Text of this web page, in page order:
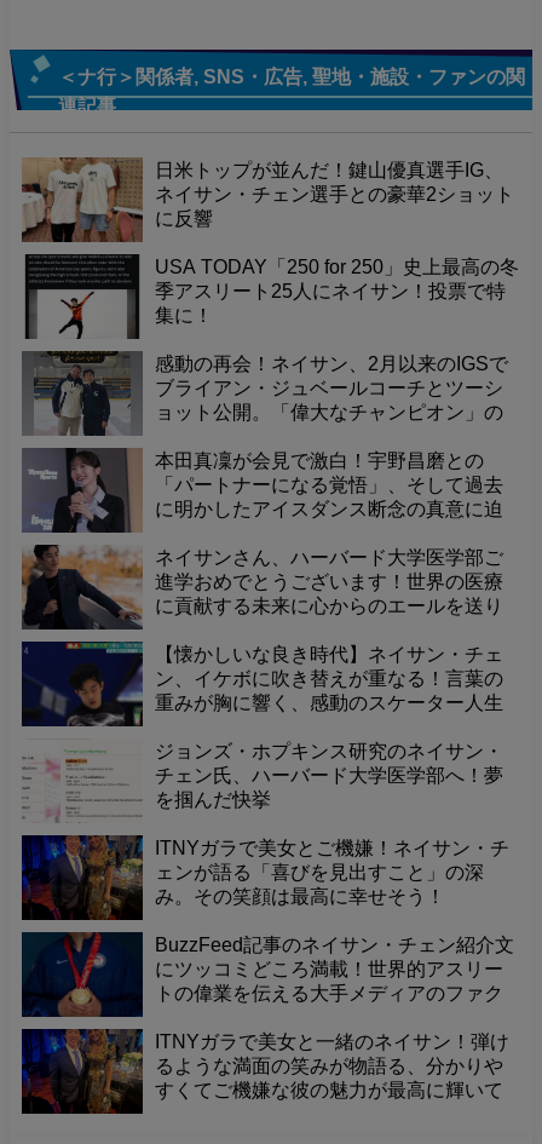
＜ナ行＞関係者, SNS・広告, 聖地・施設・ファンの関
連記事
日米トップが並んだ！鍵山優真選手IG、
ネイサン・チェン選手との豪華2ショット
に反響
USA TODAY「250 for 250」史上最高の冬
季アスリート25人にネイサン！投票で特
集に！
感動の再会！ネイサン、2月以来のIGSで
ブライアン・ジュベールコーチとツーシ
ョット公開。「偉大なチャンピオン」の
謙虚な感謝の言葉---
本田真凜が会見で激白！宇野昌磨との
「パートナーになる覚悟」、そして過去
に明かしたアイスダンス断念の真意に迫
ネイサンさん、ハーバード大学医学部ご
進学おめでとうございます！世界の医療
に貢献する未来に心からのエールを送り
【懐かしいな良き時代】ネイサン・チェ
ン、イケボに吹き替えが重なる！言葉の
重みが胸に響く、感動のスケーター人生
ジョンズ・ホプキンス研究のネイサン・
チェン氏、ハーバード大学医学部へ！夢
を掴んだ快挙
ITNYガラで美女とご機嫌！ネイサン・チ
ェンが語る「喜びを見出すこと」の深
み。その笑顔は最高に幸せそう！
BuzzFeed記事のネイサン・チェン紹介文
にツッコミどころ満載！世界的アスリー
トの偉業を伝える大手メディアのファク
ITNYガラで美女と一緒のネイサン！弾け
るような満面の笑みが物語る、分かりや
すくてご機嫌な彼の魅力が最高に輝いて